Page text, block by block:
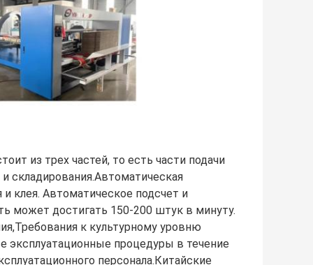
из трех частей, то есть части подачи
складирования.Автоматическая
клея. Автоматическое подсчет и
может достигать 150-200 штук в минуту.
к культурному уровню
эксплуатационные процедуры в течение
персонала.Китайские